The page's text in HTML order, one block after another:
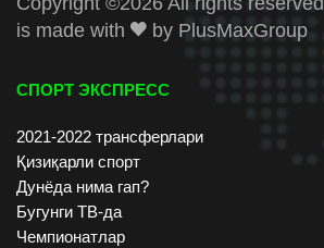
is made with
by PlusMaxGroup
СПОРТ ЭКСПРЕСС
2021-2022 трансферлари
Қизиқарли спорт
Дунёда нима гап?
Бугунги ТВ-да
Чемпионатлар